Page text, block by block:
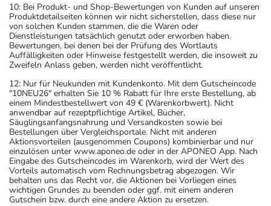
10: Bei Produkt- und Shop-Bewertungen von Kunden auf unseren
Produktdetailseiten können wir nicht sicherstellen, dass diese nur
von solchen Kunden stammen, die die Waren oder
Dienstleistungen tatsächlich genutzt oder erworben haben.
Bewertungen, bei denen bei der Prüfung des Wortlauts
Auffälligkeiten oder Hinweise festgestellt werden, die insoweit zu
Zweifeln Anlass geben, werden nicht veröffentlicht.
12: Nur für Neukunden mit Kundenkonto. Mit dem Gutscheincode
"10NEU26" erhalten Sie 10 % Rabatt für Ihre erste Bestellung, ab
einem Mindestbestellwert von 49 € (Warenkorbwert). Nicht
anwendbar auf rezeptpflichtige Artikel, Bücher,
Säuglingsanfangsnahrung und Versandkosten sowie bei
Bestellungen über Vergleichsportale. Nicht mit anderen
Aktionsvorteilen (ausgenommen Coupons) kombinierbar und nur
einzulösen unter www.aponeo.de oder in der APONEO App. Nach
Eingabe des Gutscheincodes im Warenkorb, wird der Wert des
Vorteils automatisch vom Rechnungsbetrag abgezogen. Wir
behalten uns das Recht vor, die Aktionen bei Vorliegen eines
wichtigen Grundes zu beenden oder ggf. mit einem anderen
Gutschein bzw. durch eine andere Aktion zu ersetzen.